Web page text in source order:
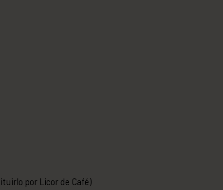
por Licor de Café)